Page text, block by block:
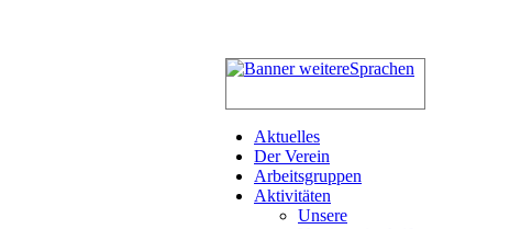
Aktuelles
Der Verein
Arbeitsgruppen
Aktivitäten
Unsere